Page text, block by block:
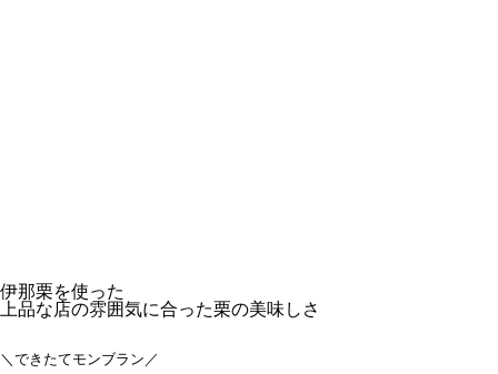
伊那栗を使った
上品な店の雰囲気に合った栗の美味しさ
＼できたてモンブラン ／